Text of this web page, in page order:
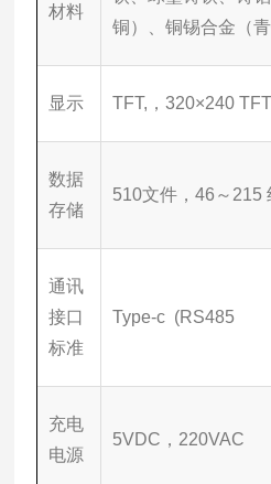
材料
铜）、铜锡合金（
显示 TFT,，320×240
数据
存储
510文件，46～215
通讯
接口
标准
Type-c (RS485
充电
电源
5VDC，220VAC